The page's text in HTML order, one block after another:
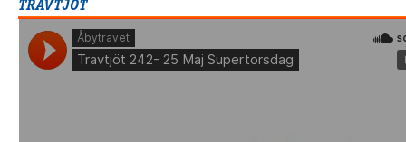
TRAVTJÖT